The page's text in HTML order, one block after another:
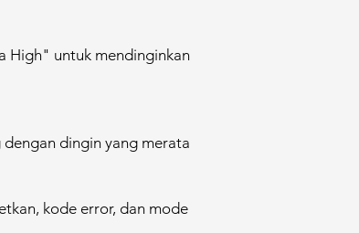
High" untuk mendinginkan
dingin yang merata
kode error, dan mode